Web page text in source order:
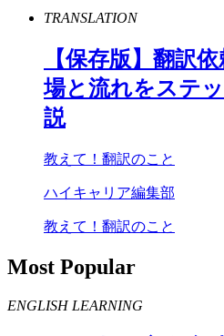
TRANSLATION
【保存版】翻訳
場と流れをステ
説
教えて！翻訳のこと
ハイキャリア編集部
教えて！翻訳のこと
Most Popular
ENGLISH LEARNING